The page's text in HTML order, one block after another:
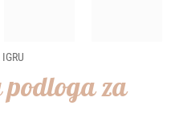
za